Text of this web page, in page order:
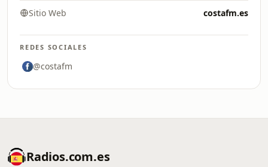
Sitio Web costafm.es
REDES SOCIALES
@costafm
Radios.com.es